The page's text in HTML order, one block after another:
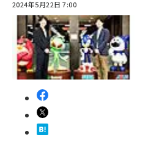
2024年5月22日 7:00